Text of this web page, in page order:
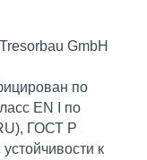
GmbH
по
EN I по
ГОСТ Р
к